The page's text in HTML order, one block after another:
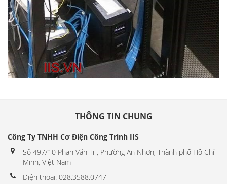
THÔNG TIN CHUNG
Công Ty TNHH Cơ Điện Công Trình IIS
Số 497/10 Phan Văn Trị, Phường An Nhơn, Thành phố Hồ Chí
Minh, Việt Nam
Điện thoại: 028.3588.0747